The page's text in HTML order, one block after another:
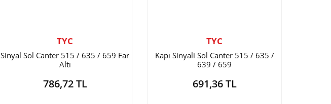
TYC
Sinyal Sol Canter 515 / 635 / 659 Far
Altı
786,72 TL
TYC
Kapı Sinyali Sol Canter 515 / 635 /
639 / 659
691,36 TL